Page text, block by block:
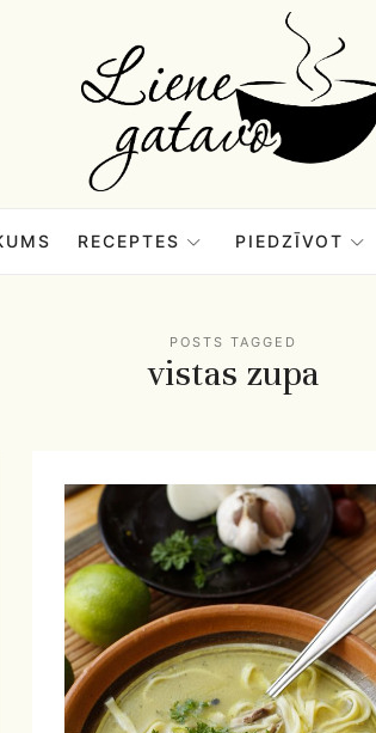
Liene
Gatavo
–
Mana
garšu
pasaule
RECEPTES PIEDZĪVOT
POSTS TAGGED
vistas zupa